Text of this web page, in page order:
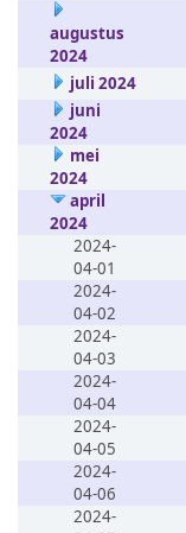
augustus
2024
juli 2024
juni
2024
mei
2024
april
2024
2024-
04-01
2024-
04-02
2024-
04-03
2024-
04-04
2024-
04-05
2024-
04-06
2024-